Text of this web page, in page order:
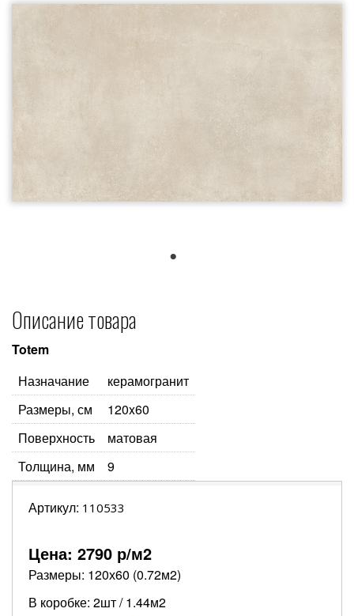
Описание товара
Totem
Назначание
керамогранит
Размеры, см
120x60
Поверхность
матовая
Толщина, мм
9
Артикул: 110533
Цена: 2790 р/м2
Размеры: 120х60 (0.72м2)
В коробке: 2шт / 1.44м2